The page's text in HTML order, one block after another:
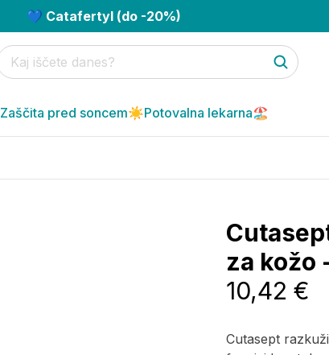
💙 Catafertyl (do -20%)
Zaščita pred soncem☀️Potovalna lekarna🏖️
za kožo
Cutasept
10,42 €